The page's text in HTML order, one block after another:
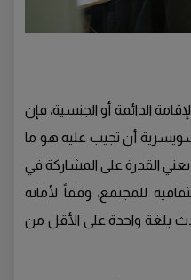
الدائمة أو الجنسية، فإن
أن تجيب عليه هو ما
يعني القدرة على المشاركة في
للمجتمع، وفقاً لأمانة
بلغة واحدة على الأقل من